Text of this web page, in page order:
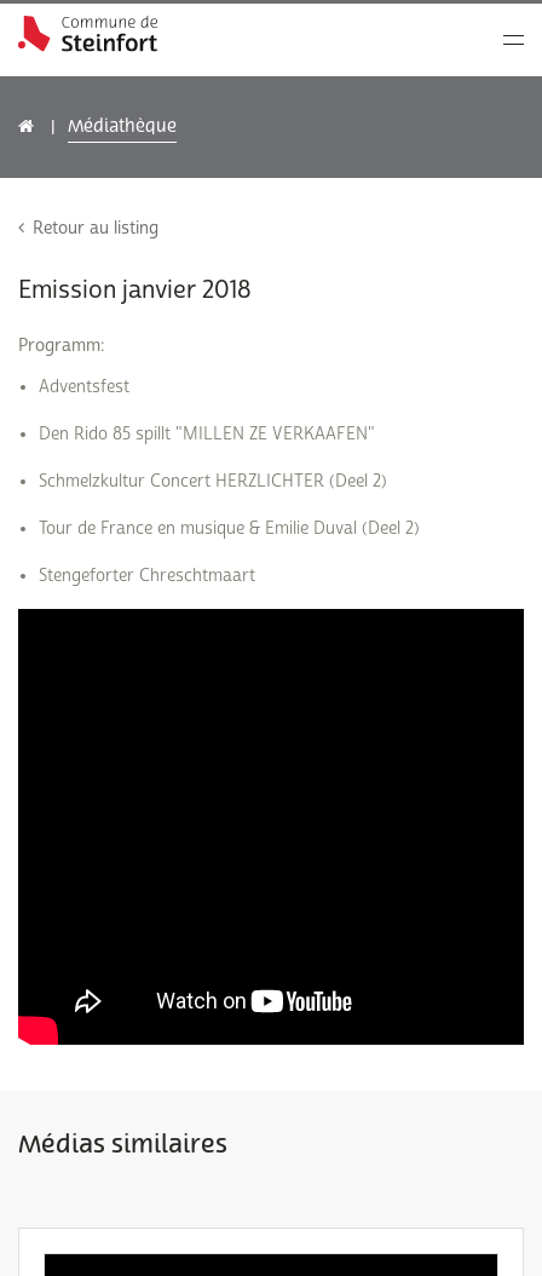
Médiathèque
Retour au listing
Emission janvier 2018
Programm:
Adventsfest
Den Rido 85 spillt "MILLEN ZE VERKAAFEN"
Schmelzkultur Concert HERZLICHTER (Deel 2)
Tour de France en musique & Emilie Duval (Deel 2)
Stengeforter Chreschtmaart
Médias similaires